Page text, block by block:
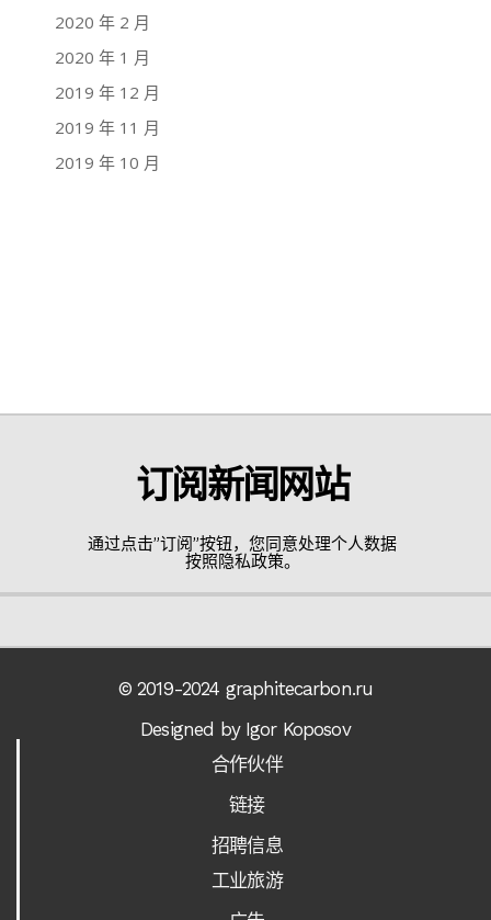
2020 年 2 月
2020 年 1 月
2019 年 12 月
2019 年 11 月
2019 年 10 月
订阅新闻网站
通过点击”订阅”按钮，您同意处理个人数据
按照隐私政策。
© 2019-2024 graphitecarbon.ru
Designed by Igor Koposov
合作伙伴
链接
招聘信息
工业旅游